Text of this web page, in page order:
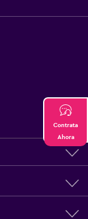
Contrata
Ahora